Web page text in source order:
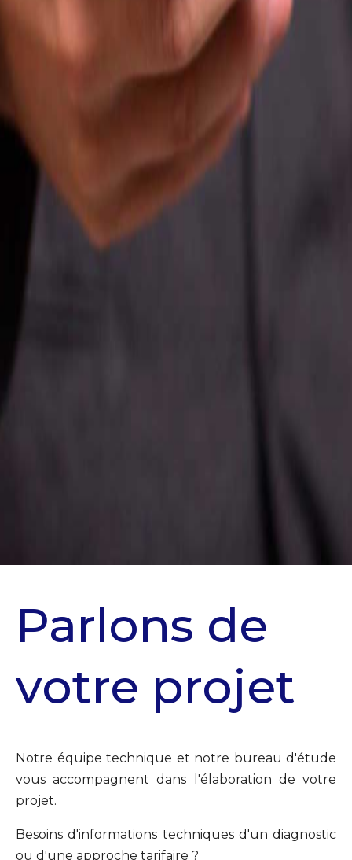
Parlons de
votre projet
Notre équipe technique et notre bureau d'étude
vous accompagnent dans l'élaboration de votre
projet.
Besoins d'informations techniques d'un diagnostic
ou d'une approche tarifaire ?